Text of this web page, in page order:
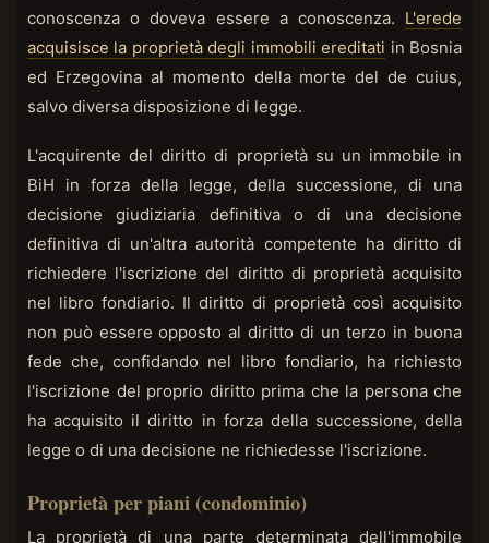
conoscenza o doveva essere a conoscenza. L'erede
acquisisce la proprietà degli immobili ereditati in Bosnia
ed Erzegovina al momento della morte del de cuius,
salvo diversa disposizione di legge.
L'acquirente del diritto di proprietà su un immobile in
BiH in forza della legge, della successione, di una
decisione giudiziaria definitiva o di una decisione
definitiva di un'altra autorità competente ha diritto di
richiedere l'iscrizione del diritto di proprietà acquisito
nel libro fondiario. Il diritto di proprietà così acquisito
non può essere opposto al diritto di un terzo in buona
fede che, confidando nel libro fondiario, ha richiesto
l'iscrizione del proprio diritto prima che la persona che
ha acquisito il diritto in forza della successione, della
legge o di una decisione ne richiedesse l'iscrizione.
Proprietà per piani (condominio)
La proprietà di una parte determinata dell'immobile